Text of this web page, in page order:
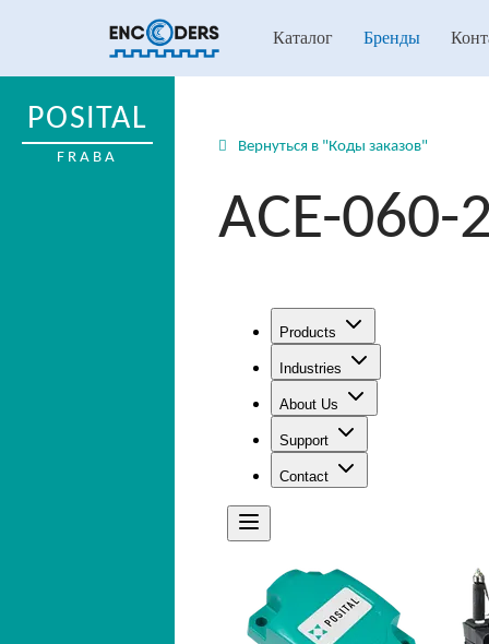
Каталог Бренды
POSITAL
FRABA
Вернуться в "Коды заказов"
ACE-060-